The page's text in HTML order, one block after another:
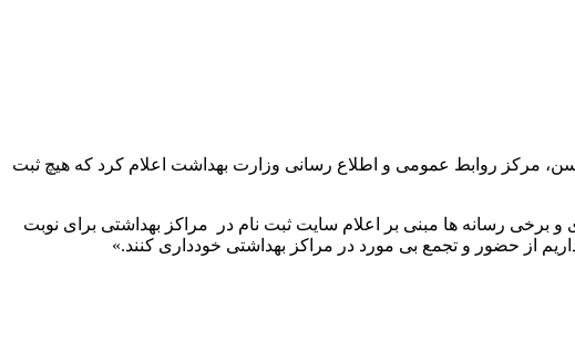
مرکز روابط عمومی و اطلاع رسانی وزارت بهداشت اعلام کرد که هیچ ثبت
برخی رسانه ها مبنی بر اعلام سایت ثبت نام در مراکز بهداشتی برای نوبت
از حضور و تجمع بی مورد در مراکز بهداشتی خودداری کنند.»